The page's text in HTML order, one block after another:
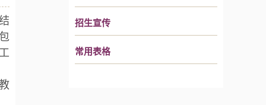
招生宣传
常用表格